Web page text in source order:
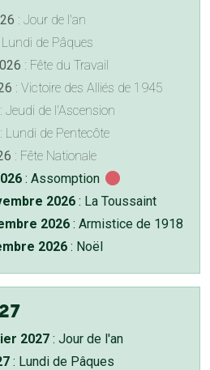
: Jour de l'an
Lundi de Pâques
: Fête du Travail
: Victoire des Alliés de 1945
: Jeudi de l'Ascension
: Lundi de Pentecôte
: Fête Nationale
: Assomption
2026 : La Toussaint
2026 : Armistice de 1918
2026 : Noël
2027 : Jour de l'an
: Lundi de Pâques